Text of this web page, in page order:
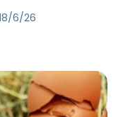
6/26